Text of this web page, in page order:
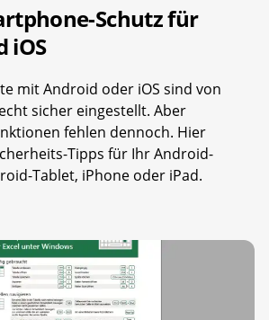
Schutz für
iOS
mit Android oder iOS sind von
sicher eingestellt. Aber
fehlen dennoch. Hier
Tipps für Ihr Android-
Tablet, iPhone oder iPad.